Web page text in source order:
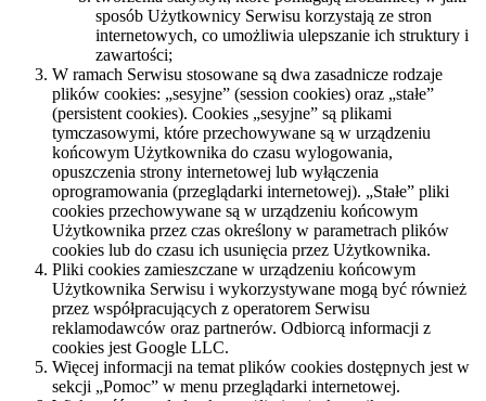
sposób Użytkownicy Serwisu korzystają ze stron
internetowych, co umożliwia ulepszanie ich struktury i
zawartości;
W ramach Serwisu stosowane są dwa zasadnicze rodzaje
plików cookies: „sesyjne” (session cookies) oraz „stałe”
(persistent cookies). Cookies „sesyjne” są plikami
tymczasowymi, które przechowywane są w urządzeniu
końcowym Użytkownika do czasu wylogowania,
opuszczenia strony internetowej lub wyłączenia
oprogramowania (przeglądarki internetowej). „Stałe” pliki
cookies przechowywane są w urządzeniu końcowym
Użytkownika przez czas określony w parametrach plików
cookies lub do czasu ich usunięcia przez Użytkownika.
Pliki cookies zamieszczane w urządzeniu końcowym
Użytkownika Serwisu i wykorzystywane mogą być również
przez współpracujących z operatorem Serwisu
reklamodawców oraz partnerów. Odbiorcą informacji z
cookies jest Google LLC.
Więcej informacji na temat plików cookies dostępnych jest w
sekcji „Pomoc” w menu przeglądarki internetowej.